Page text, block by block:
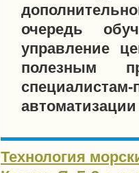
очередь
управление
полезным
Технология